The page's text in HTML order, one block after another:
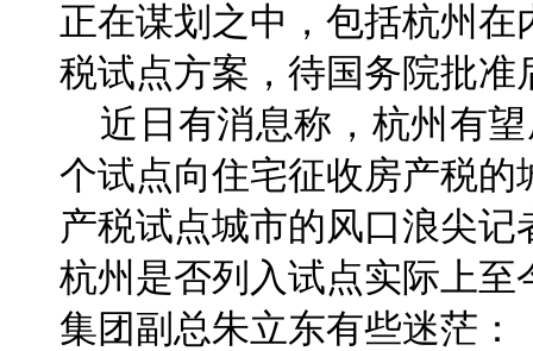
正在谋划之中，包括杭州
税试点方案，待国务院批
近日有消息称，杭州有
个试点向住宅征收房产税
产税试点城市的风口浪尖
杭州是否列入试点实际上
集团副总朱立东有些迷茫：